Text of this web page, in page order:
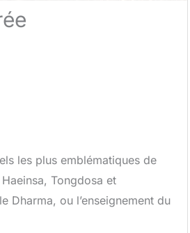
les plus emblématiques de
Tongdosa et
Dharma, ou l’enseignement du